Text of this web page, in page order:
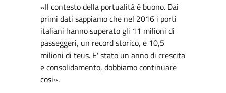
«Il contesto della portualità è buono. Dai
primi dati sappiamo che nel 2016 i porti
italiani hanno superato gli 11 milioni di
passeggeri, un record storico, e 10,5
milioni di teus. E' stato un anno di crescita
e consolidamento, dobbiamo continuare
cosi».